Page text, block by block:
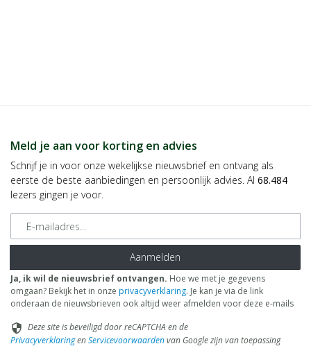
Meld je aan voor korting en advies
Schrijf je in voor onze wekelijkse nieuwsbrief en ontvang als
eerste de beste aanbiedingen en persoonlijk advies. Al 68.484
lezers gingen je voor.
E-mailadres
Aanmelden
Ja, ik wil de nieuwsbrief ontvangen. Hoe we met je gegevens
omgaan? Bekijk het in onze privacyverklaring. Je kan je via de link
onderaan de nieuwsbrieven ook altijd weer afmelden voor deze e-mails
security Deze site is beveiligd door reCAPTCHA en de
PrivacyverklaringenServicevoorwaardenvan Google zijn van toepassing